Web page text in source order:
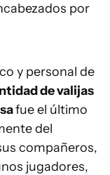
por
y personal de
de valijas
fue el último
del
compañeros,
jugadores,